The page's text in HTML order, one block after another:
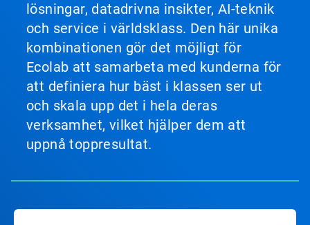
lösningar, datadrivna insikter, AI-teknik
och service i världsklass. Den här unika
kombinationen gör det möjligt för
Ecolab att samarbeta med kunderna för
att definiera hur bäst i klassen ser ut
och skala upp det i hela deras
verksamhet, vilket hjälper dem att
uppnå toppresultat.